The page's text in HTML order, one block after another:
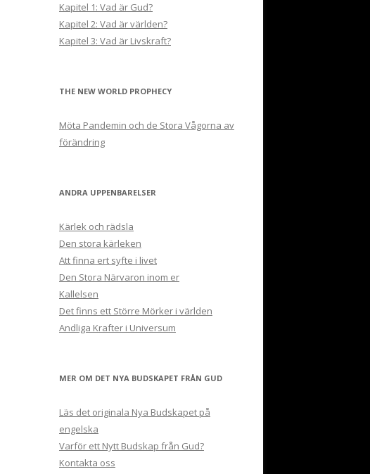
Kapitel 1: Vad är Gud?
Kapitel 2: Vad är världen?
Kapitel 3: Vad är Livskraft?
THE NEW WORLD PROPHECY
Möta Pandemin och de Stora Vågorna av
förändring
ANDRA UPPENBARELSER
Kärlek och rädsla
Den stora kärleken
Att finna ert syfte i livet
Den Stora Närvaron inom er
Kallelsen
Det finns ett Större Mörker i världen
Andliga Krafter i Universum
MER OM DET NYA BUDSKAPET FRÅN GUD
Läs det originala Nya Budskapet på
engelska
Varför ett Nytt Budskap från Gud?
Kontakta oss